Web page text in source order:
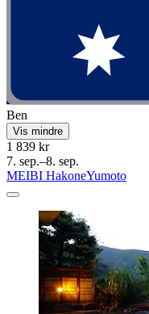
Ben
Vis mindre
1 839 kr
7. sep.–8. sep.
MEIBI HakoneYumoto